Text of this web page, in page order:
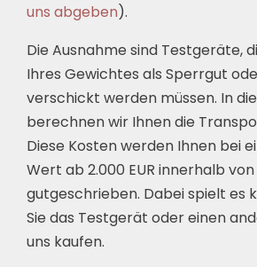
uns abgeben).
Die Ausnahme sind Testgeräte,
Ihres Gewichtes als Sperrgut
verschickt werden müssen. In
berechnen wir Ihnen die
Diese Kosten werden Ihnen bei
Wert ab 2.000 EUR innerhalb
gutgeschrieben. Dabei spielt es
Sie das Testgerät oder einen
uns kaufen.